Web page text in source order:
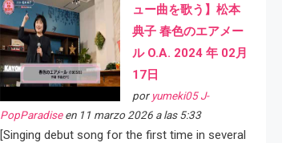
ュー曲を歌う】松本
典子 春色のエアメー
ル O.A. 2024 年 02月
17日
por yumeki05 J-
PopParadiseen 11 marzo 2026 a las 5:33
[Singing debut song for the first time in several